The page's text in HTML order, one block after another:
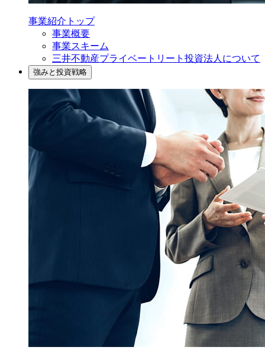
事業紹介 トップ
事業概要
事業スキーム
三井不動産プライベートリート投資法人について
強みと投資戦略